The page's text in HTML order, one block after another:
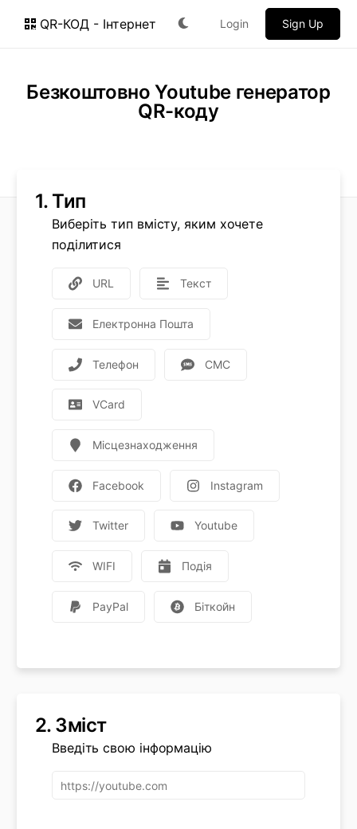
QR-КОД - Інтернет Login Sign Up
Безкоштовно Youtube генератор
QR-коду
1. Тип
Виберіть тип вмісту, яким хочете
поділитися
URL Текст
Електронна Пошта
Телефон СМС
VCard
Місцезнаходження
Facebook Instagram
Twitter Youtube
WIFI Подія
PayPal Біткойн
2. Зміст
Введіть свою інформацію